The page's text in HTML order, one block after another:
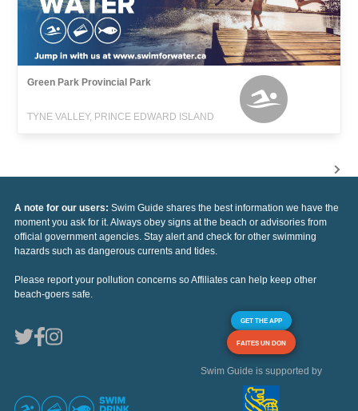
Green Park Provincial Park
TYNE VALLEY, PRINCE EDWARD ISLAND
A note for our users: Swim Guide shares the best information we have the
moment you ask for it. Always obey signs at the beach or advisories from
official government agencies. Stay alert and check for other swimming
hazards such as dangerous currents and tides.
Please report your pollution concerns so Affiliates can help keep other
beach-goers safe.
GET THE APP
FAITES UN DON
Swim Guide is supported by